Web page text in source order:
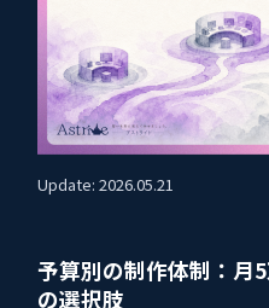
Update: 2026.05.21
予算別の制作体制：月
の選択肢